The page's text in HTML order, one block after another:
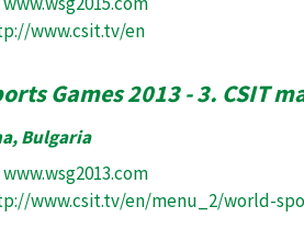
www.csit.tv/en
Games 2013 - 3. CSIT
Bulgaria
www.wsg2013.com
www.csit.tv/en/menu_2/world-